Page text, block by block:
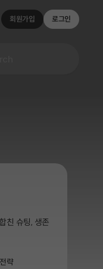
회원가입 로그인
친 슈팅, 생존
전략